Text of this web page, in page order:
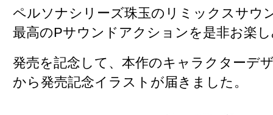
ペルソナシリーズ珠玉のリミックスサウ
最高のPサウンドアクションを是非お楽
発売を記念して、 本作のキャラクターデ
から発売記念イラストが届きました 。